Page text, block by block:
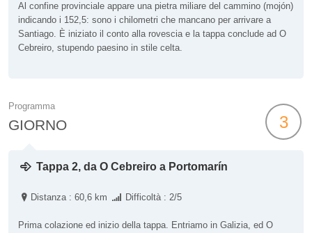
Al confine provinciale appare una pietra miliare del cammino (mojón)
indicando i 152,5: sono i chilometri che mancano per arrivare a
Santiago. È iniziato il conto alla rovescia e la tappa conclude ad O
Cebreiro, stupendo paesino in stile celta.
Programma
GIORNO 3
Tappa 2, da O Cebreiro a Portomarín
Distanza : 60,6 km Difficoltà : 2/5
Prima colazione ed inizio della tappa. Entriamo in Galizia, ed O